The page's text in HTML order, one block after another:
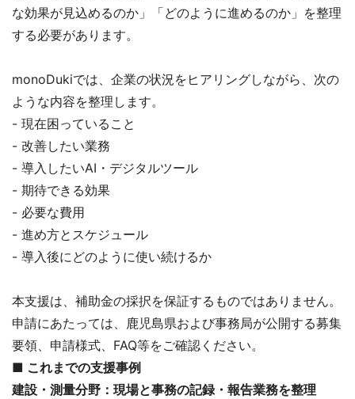
な効果が見込めるのか」「どのように進めるのか」を整理
する必要があります。
monoDukiでは、企業の状況をヒアリングしながら、次の
ような内容を整理します。
- 現在困っていること
- 改善したい業務
- 導入したいAI・デジタルツール
- 期待できる効果
- 必要な費用
- 進め方とスケジュール
- 導入後にどのように使い続けるか
本支援は、補助金の採択を保証するものではありません。
申請にあたっては、鹿児島県および事務局が公開する募集
要領、申請様式、FAQ等をご確認ください。
■ これまでの支援事例
建設・測量分野：現場と事務の記録・報告業務を整理